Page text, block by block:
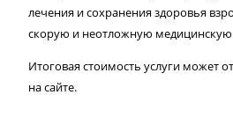
лечения и сохранения здоровья
скорую и неотложную
Итоговая стоимость услуги может
на сайте.